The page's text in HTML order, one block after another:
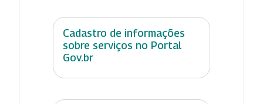
Cadastro de informações
sobre serviços no Portal
Gov.br